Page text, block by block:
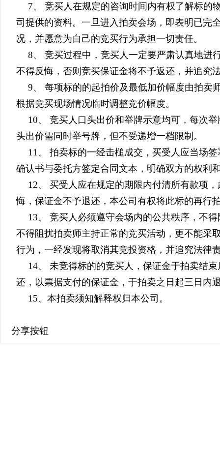
7、 竞买人在规定的咨询时间内有权了解标的
司提供的资料。一旦进入拍卖会场，即表明已完
况，并愿意为自己的竞买行为承担一切责任。
8、 竞买过程中，竞买人一定要严肃认真地进
不得反悔，否则竞买保证金将不予返还，并追究
9、 每项标的的起拍价及最低加价幅度由拍卖
根据竞买现场情况临时调整竞价幅度。
10、 竞买人口头出价和举牌示意均可，每次
头出价需同时举号牌，但不受递增一档限制。
11、 拍卖标的一经击槌成交，买受人应当场
确认书与委托方签定合同文本，明确双方的权利
12、 买受人应在规定的期限内付清所有款项
悔，保证金不予退还，本公司有权将此标的再行
13、 竞买人必须遵守会场内的公共秩序，不
不得阻扰拍卖师主持正常的竞买活动，更不能采
行为，一经发现将取消其竞投资格，并追究法律
14、 未竞得标的的竞买人，保证金于拍卖结
还，以票据支付的保证金，于拍卖之日起三日内
15、本拍卖须知解释权归本公司。
分享按钮